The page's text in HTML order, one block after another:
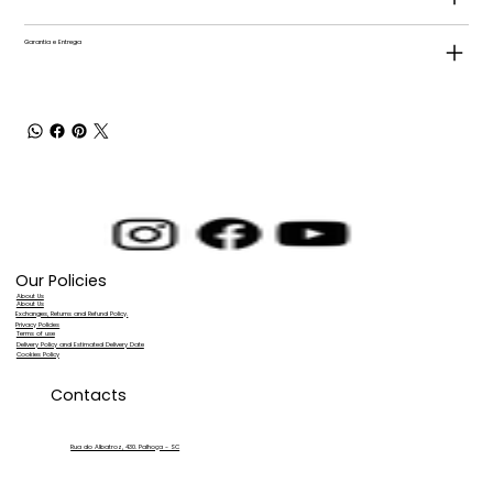
Garantia e Entrega
Our Policies
About Us
About Us
Exchanges, Returns and Refund Policy.
Privacy Policies
Delivery Policy and Estimated Delivery Date
Cookies Policy
Terms of use
Contacts
Rua do Albatroz, 430. Palhoça - SC